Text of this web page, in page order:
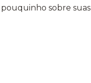
sobre suas